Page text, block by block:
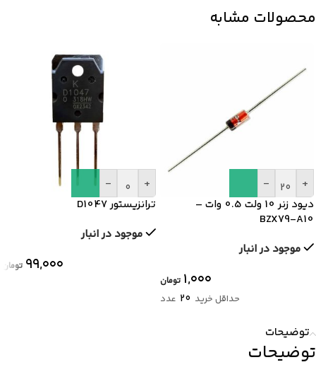
محصولات مشابه
-
+
دیود زنر 10 ولت 0.5 وات –
BZX79-A10
موجود در انبار
۱,۰۰۰ تومان
حداقل خرید 20 عدد
-
+
ترانزیستور D1047
موجود در انبار
۹۹,۰۰۰ تومان
توضیحات
توضیحات